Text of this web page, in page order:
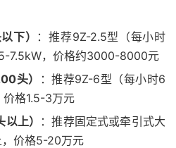
下）
：推荐9Z-2.5型（每小时
7.5kW，价格约3000-8000元
头）
：推荐9Z-6型（每小时6
价格1.5-3万元
上）
：推荐固定式或牵引式大
价格5-20万元